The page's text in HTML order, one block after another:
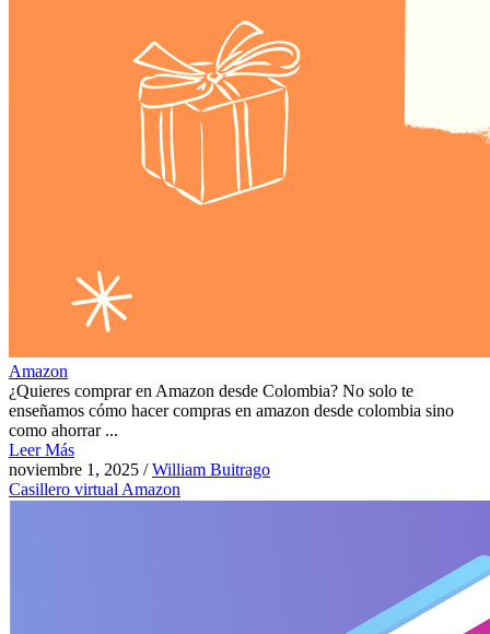
Amazon
¿Quieres comprar en Amazon desde Colombia? No solo te
enseñamos cómo hacer compras en amazon desde colombia sino
como ahorrar ...
Leer Más
noviembre 1, 2025 /William Buitrago
Casillero virtual Amazon